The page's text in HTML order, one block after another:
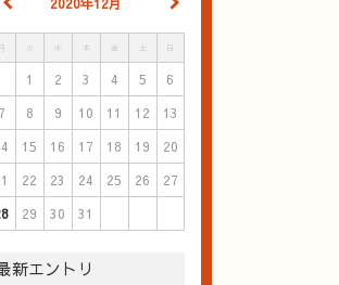
月 火 水 木 金 土 日
1 2 3 4 5
6
7
8 9 10 11 12
13
15 16 17 18 19
20
22 23 24 25 26
27
29 30 31
新エントリ